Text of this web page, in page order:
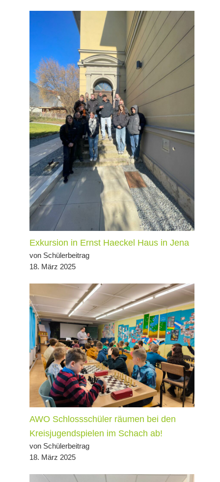
Exkursion in Ernst Haeckel Haus in Jena
von Schülerbeitrag
18. März 2025
AWO Schlossschüler räumen bei den
Kreisjugendspielen im Schach ab!
von Schülerbeitrag
18. März 2025